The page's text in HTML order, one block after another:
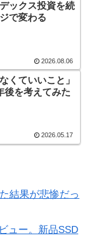
ックス投資を続
で変わる
2026.08.06
くていいこと」
後を考えてみた
2026.05.17
結果が悲惨だっ
ュー。新品SSD